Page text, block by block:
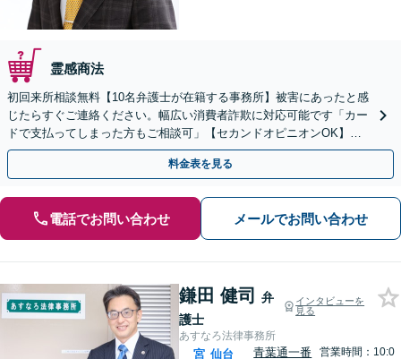
霊感商法
初回来所相談無料【10名弁護士が在籍する事務所】被害にあったと感
じたらすぐご連絡ください。幅広い消費者詐欺に対応可能です「カー
ドで支払ってしまった方もご相談可」【セカンドオピニオンOK】
【休日・夜間相談可】
料金表を見る
電話でお問い合わせ メールでお問い合わせ
鎌田 健司
弁
護士
インタビューを
見る
あすなろ法律事務所
宮 仙台
青葉通一番
営業時間：10:0